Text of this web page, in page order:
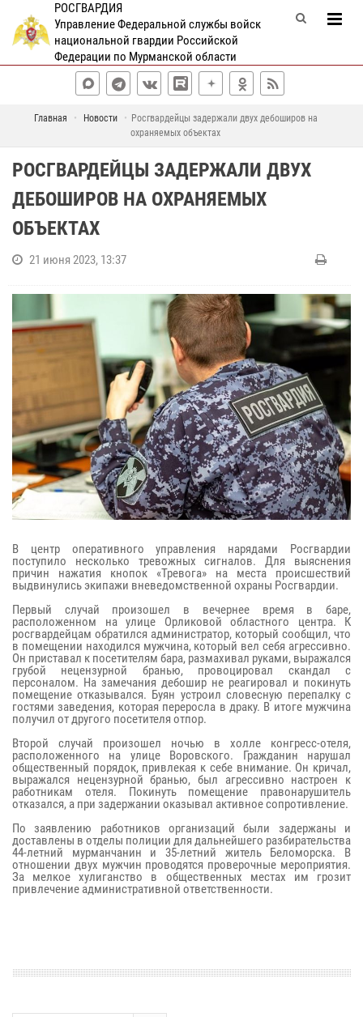
РОСГВАРДИЯ
Управление Федеральной службы войск
национальной гвардии Российской
Федерации по Мурманской области
Главная Новости
Росгвардейцы задержали двух дебоширов на
охраняемых объектах
РОСГВАРДЕЙЦЫ ЗАДЕРЖАЛИ ДВУХ
ДЕБОШИРОВ НА ОХРАНЯЕМЫХ
ОБЪЕКТАХ
21 июня 2023, 13:37
В центр оперативного управления нарядами Росгвардии
поступило несколько тревожных сигналов. Для выяснения
причин нажатия кнопок «Тревога» на места происшествий
выдвинулись экипажи вневедомственной охраны Росгвардии.
Первый случай произошел в вечернее время в баре,
расположенном на улице Орликовой областного центра. К
росгвардейцам обратился администратор, который сообщил, что
в помещении находился мужчина, который вел себя агрессивно.
Он приставал к посетителям бара, размахивал руками, выражался
грубой нецензурной бранью, провоцировал скандал с
персоналом. На замечания дебошир не реагировал и покинуть
помещение отказывался. Буян устроил словесную перепалку с
гостями заведения, которая переросла в драку. В итоге мужчина
получил от другого посетителя отпор.
Второй случай произошел ночью в холле конгресс-отеля,
расположенного на улице Воровского. Гражданин нарушал
общественный порядок, привлекая к себе внимание. Он кричал,
выражался нецензурной бранью, был агрессивно настроен к
работникам отеля. Покинуть помещение правонарушитель
отказался, а при задержании оказывал активное сопротивление.
По заявлению работников организаций были задержаны и
доставлены в отделы полиции для дальнейшего разбирательства
44-летний мурманчанин и 35-летний житель Беломорска. В
отношении двух мужчин проводятся проверочные мероприятия.
За мелкое хулиганство в общественных местах им грозит
привлечение административной ответственности.